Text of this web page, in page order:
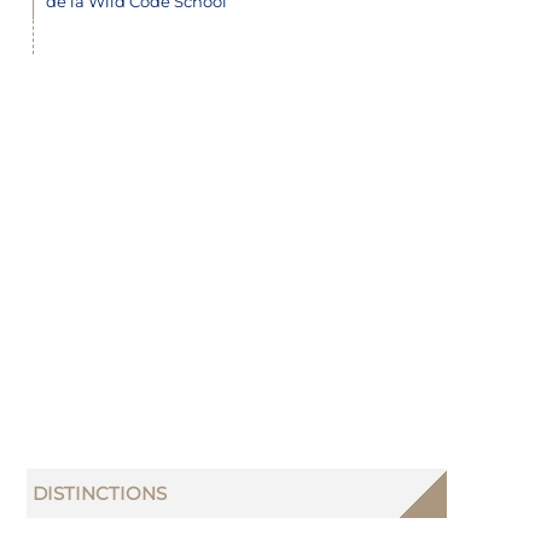
DISTINCTIONS